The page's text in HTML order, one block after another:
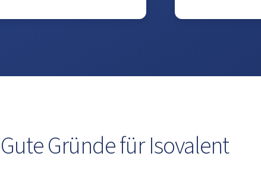
Gute Gründe für Isovalent